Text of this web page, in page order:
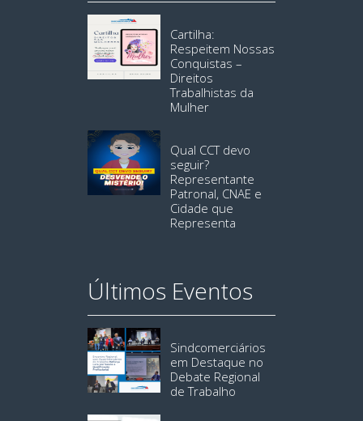
Cartilha:
Respeitem Nossas
Conquistas –
Direitos
Trabalhistas da
Mulher
Qual CCT devo
seguir?
Representante
Patronal, CNAE e
Cidade que
Representa
Últimos Eventos
Sindcomerciários
em Destaque no
Debate Regional
de Trabalho